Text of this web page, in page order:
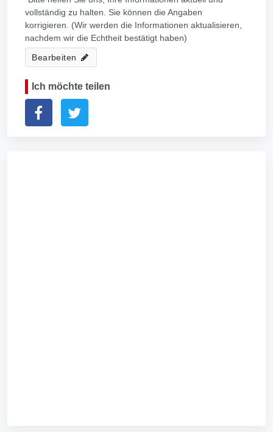
vollständig zu halten. Sie können die Angaben
korrigieren. (Wir werden die Informationen aktualisieren,
nachdem wir die Echtheit bestätigt haben)
Bearbeiten
Ich möchte teilen